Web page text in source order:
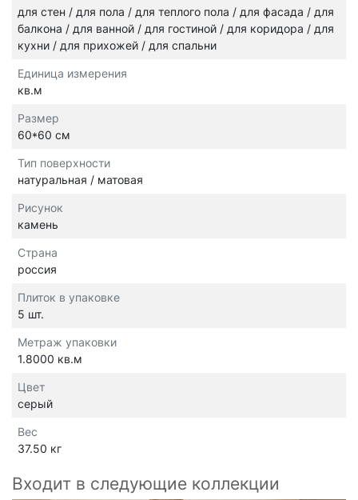
для стен / для пола / для теплого пола / для фасада / для
балкона / для ванной / для гостиной / для коридора / для
кухни / для прихожей / для спальни
Единица измерения
кв.м
Размер
60*60 см
Тип поверхности
натуральная / матовая
Рисунок
камень
Страна
россия
Плиток в упаковке
5 шт.
Метраж упаковки
1.8000 кв.м
Цвет
серый
Вес
37.50 кг
Входит в следующие коллекции